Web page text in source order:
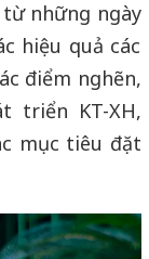
từ những ngày
hiệu quả các
điểm nghẽn,
triển KT-XH,
mục tiêu đặt